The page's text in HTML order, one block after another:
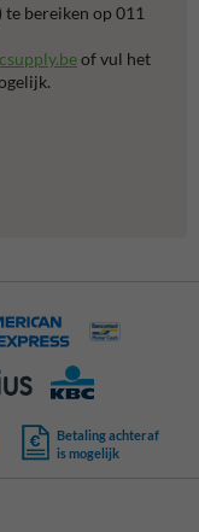
bereiken op 011
of vul het
Betaling achteraf
is mogelijk